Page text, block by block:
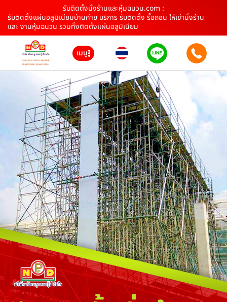
รับติดตั้งนั่งร้านและหุ้มฉนวน.com :
รับติดตั้งแผ่นอลูมิเนียมบ้านค่าย บริการ รับติดตั้ง รื้อถอน ให้เช่านั่งร้าน
และ งานหุ้มฉนวน รวมทั้งติดตั้งแผ่นอลูมิเนียม
เมนู